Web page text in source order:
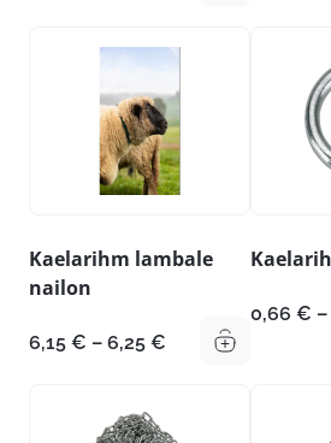
Kaelarihm lambale
nailon
6,15 € – 6,25 € Hinnavahemik:
0,66 € –